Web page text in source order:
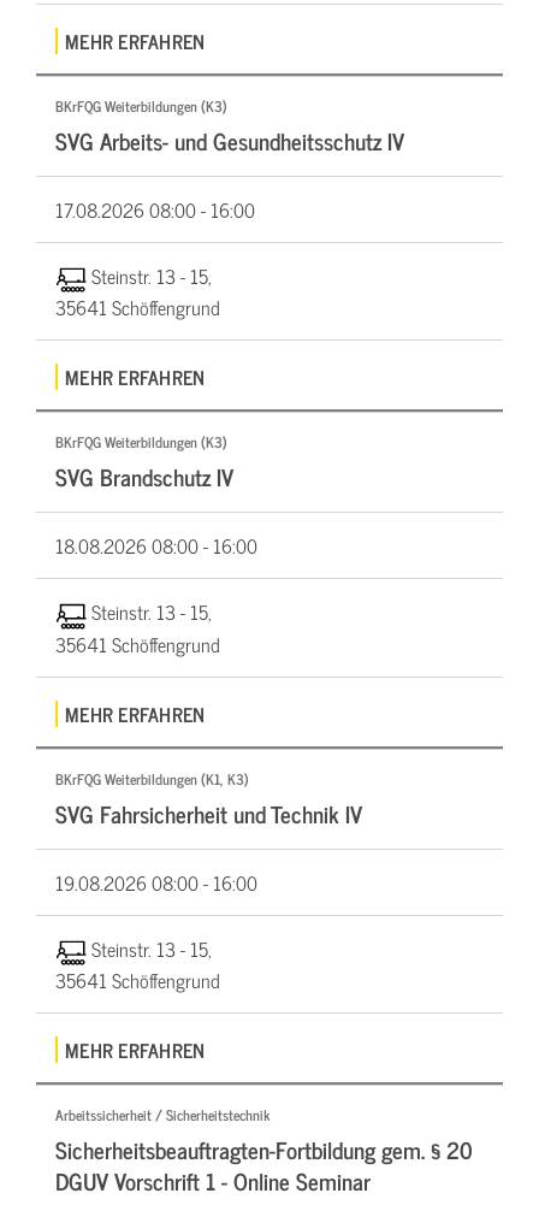
MEHR ERFAHREN
BKrFQG Weiterbildungen (K3)
SVG Arbeits- und Gesundheitsschutz IV
17.08.202608:00 - 16:00
Steinstr. 13 - 15,
35641 Schöffengrund
MEHR ERFAHREN
BKrFQG Weiterbildungen (K3)
SVG Brandschutz IV
18.08.202608:00 - 16:00
Steinstr. 13 - 15,
35641 Schöffengrund
MEHR ERFAHREN
BKrFQG Weiterbildungen (K1, K3)
SVG Fahrsicherheit und Technik IV
19.08.202608:00 - 16:00
Steinstr. 13 - 15,
35641 Schöffengrund
MEHR ERFAHREN
Arbeitssicherheit / Sicherheitstechnik
Sicherheitsbeauftragten-Fortbildung gem. § 20
DGUV Vorschrift 1 - Online Seminar